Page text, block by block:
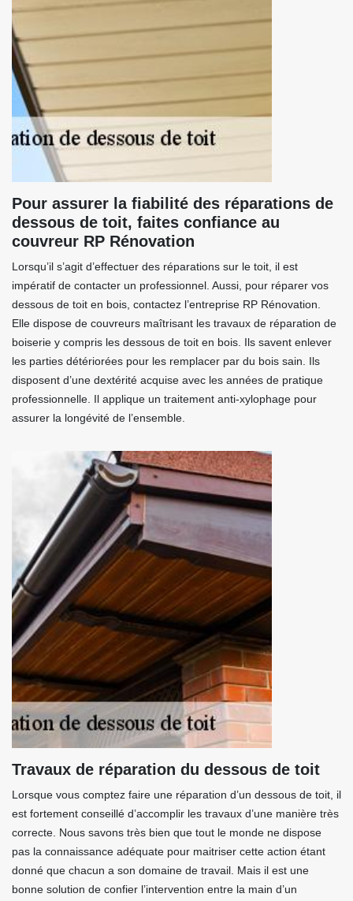
Pour assurer la fiabilité des réparations de
dessous de toit, faites confiance au
couvreur RP Rénovation
Lorsqu’il s’agit d’effectuer des réparations sur le toit, il est
impératif de contacter un professionnel. Aussi, pour réparer vos
dessous de toit en bois, contactez l’entreprise RP Rénovation.
Elle dispose de couvreurs maîtrisant les travaux de réparation de
boiserie y compris les dessous de toit en bois. Ils savent enlever
les parties détériorées pour les remplacer par du bois sain. Ils
disposent d’une dextérité acquise avec les années de pratique
professionnelle. Il applique un traitement anti-xylophage pour
assurer la longévité de l’ensemble.
Travaux de réparation du dessous de toit
Lorsque vous comptez faire une réparation d’un dessous de toit, il
est fortement conseillé d’accomplir les travaux d’une manière très
correcte. Nous savons très bien que tout le monde ne dispose
pas la connaissance adéquate pour maitriser cette action étant
donné que chacun a son domaine de travail. Mais il est une
bonne solution de confier l’intervention entre la main d’un